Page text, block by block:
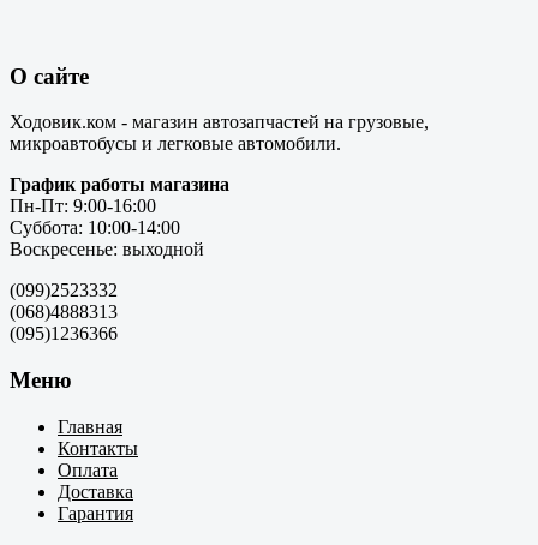
О сайте
Ходовик.ком - магазин автозапчастей на грузовые,
микроавтобусы и легковые автомобили.
График работы магазина
Пн-Пт: 9:00-16:00
Суббота: 10:00-14:00
Воскресенье: выходной
(099)2523332
(068)4888313
(095)1236366
Меню
Главная
Контакты
Оплата
Доставка
Гарантия